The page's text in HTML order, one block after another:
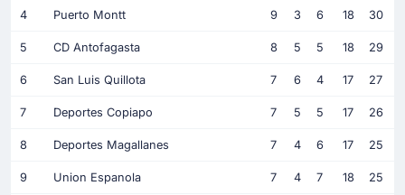
4 Puerto Montt 9 3 6 18 30
5 CD Antofagasta 8 5 5 18 29
6 San Luis Quillota 7 6 4 17 27
7 Deportes Copiapo 7 5 5 17 26
8 Deportes Magallanes 7 4 6 17 25
9 Union Espanola 7 4 7 18 25